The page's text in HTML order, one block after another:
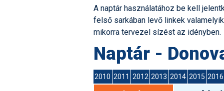
Fotók
A naptár használatához be kell
felső sarkában levő linkek
mikorra tervezel sízést az idényben.
Naptár -
2010 2011 2012 2013 2014 2015 2016